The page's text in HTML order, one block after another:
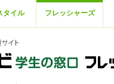
タイル フレッシャーズ